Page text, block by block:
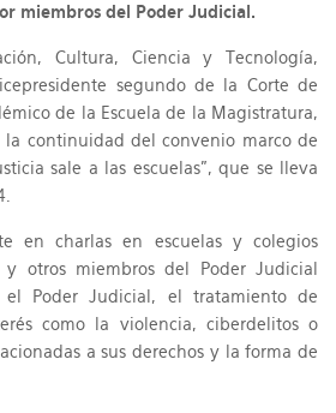
miembros del Poder Judicial.
Cultura, Ciencia y Tecnología,
segundo de la Corte de
de la Escuela de la Magistratura,
la continuidad del convenio marco de
sale a las escuelas”, que se lleva
en charlas en escuelas y colegios
y otros miembros del Poder Judicial
el Poder Judicial, el tratamiento de
como la violencia, ciberdelitos o
a sus derechos y la forma de